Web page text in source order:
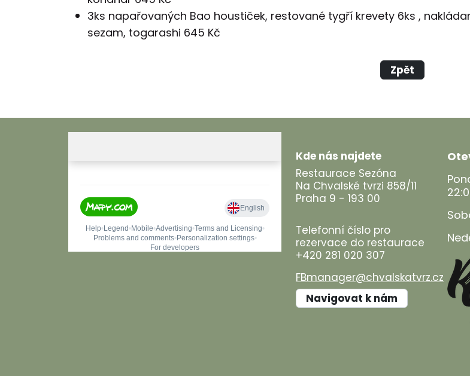
3ks napařovaných Bao houstiček, restované tygří krevety 6ks ,
sezam, togarashi 645 Kč
Zpět
Kde nás najdete
Restaurace Sezóna
Na Chvalské tvrzi 858/11
Praha 9 - 193 00
Telefonní číslo pro
rezervace do restaurace
+420 281 020 307
FBmanager@chvalskatvrz.cz
Navigovat k nám